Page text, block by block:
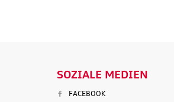
SOZIALE MEDIEN
FACEBOOK